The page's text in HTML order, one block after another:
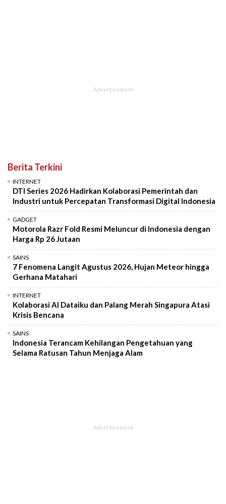
Berita Terkini
INTERNET
DTI Series 2026 Hadirkan Kolaborasi Pemerintah dan
Industri untuk Percepatan Transformasi Digital Indonesia
GADGET
Motorola Razr Fold Resmi Meluncur di Indonesia dengan
Harga Rp 26 Jutaan
SAINS
7 Fenomena Langit Agustus 2026, Hujan Meteor hingga
Gerhana Matahari
INTERNET
Kolaborasi AI Dataiku dan Palang Merah Singapura Atasi
Krisis Bencana
SAINS
Indonesia Terancam Kehilangan Pengetahuan yang
Selama Ratusan Tahun Menjaga Alam